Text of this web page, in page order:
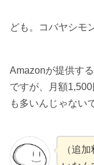
ども。コバヤシモ
Amazonが提供す
ですが、月額
も多いんじゃない
（追